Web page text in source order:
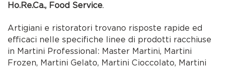
Ho.Re.Ca., Food Service.
Artigiani e ristoratori trovano risposte rapide ed
efficaci nelle specifiche linee di prodotti racchiuse
in Martini Professional: Master Martini, Martini
Frozen, Martini Gelato, Martini Cioccolato, Martini